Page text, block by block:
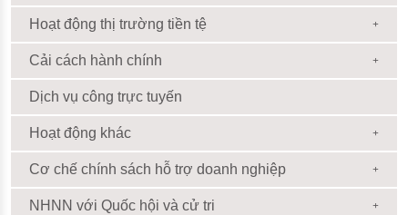
Hoạt động thị trường tiền tệ
Cải cách hành chính
Dịch vụ công trực tuyến
Hoạt động khác
Cơ chế chính sách hỗ trợ doanh nghiệp
NHNN với Quốc hội và cử tri